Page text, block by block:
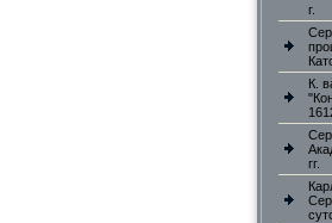
г.
К.
гг.